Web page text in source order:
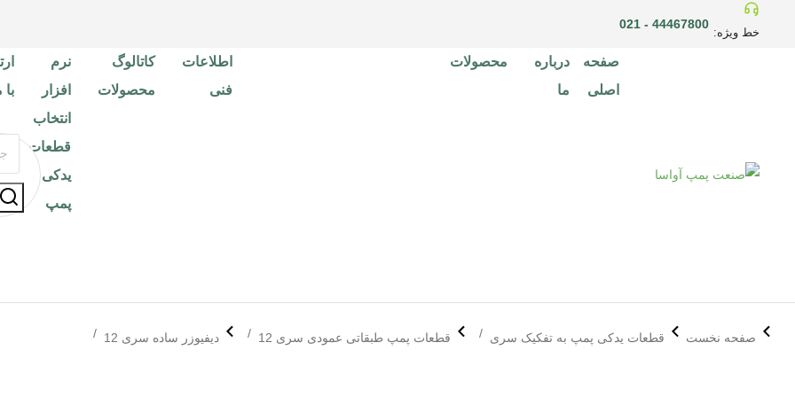
خط ویژه:
44467800 - 021
صفحه
اصلی
درباره
ما
محصولات
اطلاعات
فنی
کاتالوگ
محصولات
نرم
افزار
انتخاب
قطعات
یدکی
پمپ
با
مکان شما:
صفحه نخست قطعات یدکی پمپ به تفکیک سری قطعات پمپ طبقاتی عمودی سری 12 دیفیوزر ساده سری 12